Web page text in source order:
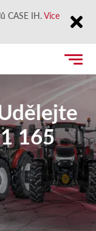
CASE IH.Více
Close
165